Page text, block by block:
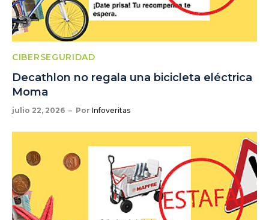
CIBERSEGURIDAD
Decathlon no regala una bicicleta eléctrica
Moma
julio 22, 2026 Por Infoveritas